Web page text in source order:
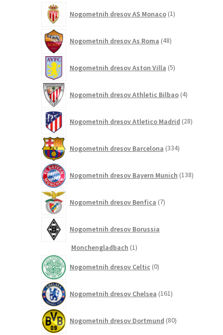
Nogometnih dresov AS Monaco 1izdelek
Nogometnih dresov As Roma 48izdelkov
Nogometnih dresov Aston Villa 5izdelkov
Nogometnih dresov Athletic Bilbao 4izdelki
Nogometnih dresov Atletico Madrid 28izdelkov
Nogometnih dresov Barcelona 334izdelkov
Nogometnih dresov Bayern Munich 138izdelkov
Nogometnih dresov Benfica 7izdelkov
Nogometnih dresov Borussia
Monchengladbach 11
Nogometnih dresov Celtic 0izdelkov
Nogometnih dresov Chelsea 161izdelkov
Nogometnih dresov Dortmund 80izdelkov